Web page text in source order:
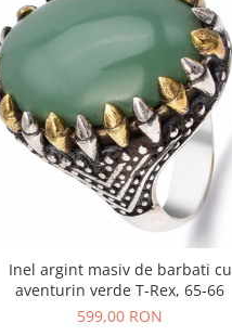
Inel argint masiv de barbati cu
aventurin verde T-Rex, 65-66
599,00 RON